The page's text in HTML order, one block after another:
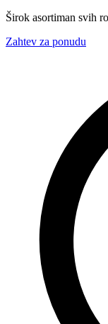
Širok asortiman svih
Zahtev za ponudu